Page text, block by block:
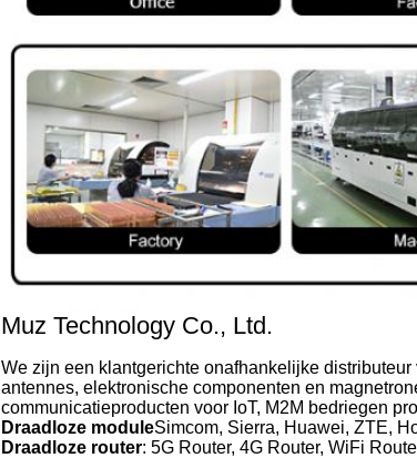
Muz Technology Co., Ltd.
We zijn een klantgerichte onafhankelijke
antennes, elektronische componenten en
communicatieproducten voor IoT, M2M bedriegen
Draadloze moduleSimcom, Sierra, Huawei, ZTE,
Draadloze router: 5G Router, 4G Router, WiFi